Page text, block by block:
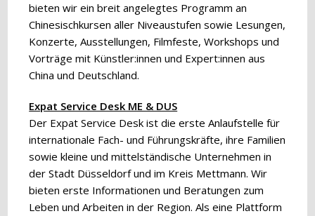
bieten wir ein breit angelegtes Programm an
Chinesischkursen aller Niveaustufen sowie Lesungen,
Konzerte, Ausstellungen, Filmfeste, Workshops und
Vorträge mit Künstler:innen und Expert:innen aus
China und Deutschland.
Expat Service Desk ME & DUS
Der Expat Service Desk ist die erste Anlaufstelle für
internationale Fach- und Führungskräfte, ihre Familien
sowie kleine und mittelständische Unternehmen in
der Stadt Düsseldorf und im Kreis Mettmann. Wir
bieten erste Informationen und Beratungen zum
Leben und Arbeiten in der Region. Als eine Plattform